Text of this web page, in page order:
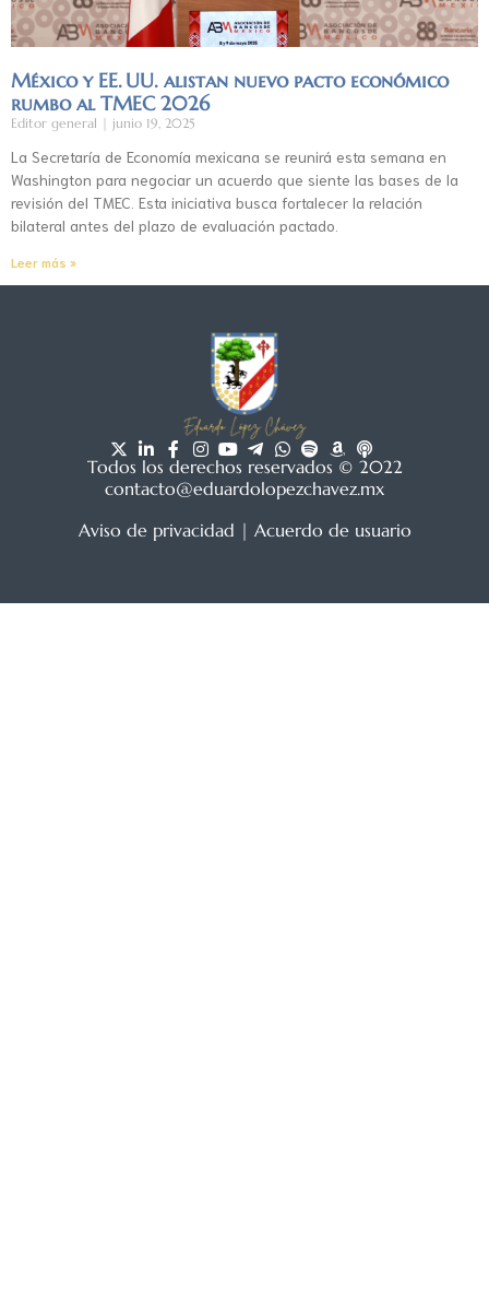
México y EE. UU. alistan nuevo pacto económico
rumbo al TMEC 2026
Editor general junio 19, 2025
La Secretaría de Economía mexicana se reunirá esta semana en
Washington para negociar un acuerdo que siente las bases de la
revisión del TMEC. Esta iniciativa busca fortalecer la relación
bilateral antes del plazo de evaluación pactado.
Leer más »
Todos los derechos reservados © 2022
contacto@eduardolopezchavez.mx
Aviso de privacidad | Acuerdo de usuario